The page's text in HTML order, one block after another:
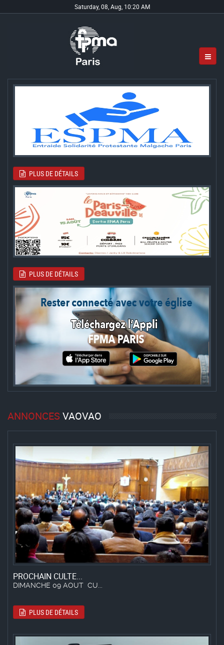
Saturday, 08, Aug, 10:20 AM
PLUS DE DÉTAILS
PLUS DE DÉTAILS
ANNONCES VAOVAO
PROCHAIN CULTE...
DIMANCHE 09 AOUT CU...
PLUS DE DÉTAILS